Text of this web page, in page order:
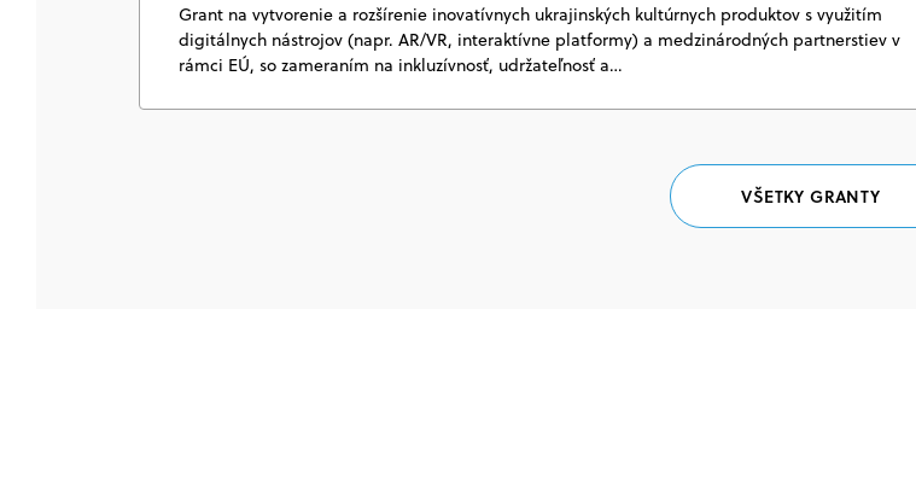
Grant na vytvorenie a rozšírenie inovatívnych ukrajinských kultúrnych produktov s využitím
digitálnych nástrojov (napr. AR/VR, interaktívne platformy) a medzinárodných partnerstiev v
rámci EÚ, so zameraním na inkluzívnosť, udržateľnosť a…
VŠETKY GRANTY